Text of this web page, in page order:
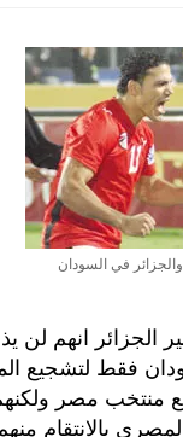
في السودان
الجزائر انهم لن
فقط لتشجيع
منتخب مصر
بالانتقام